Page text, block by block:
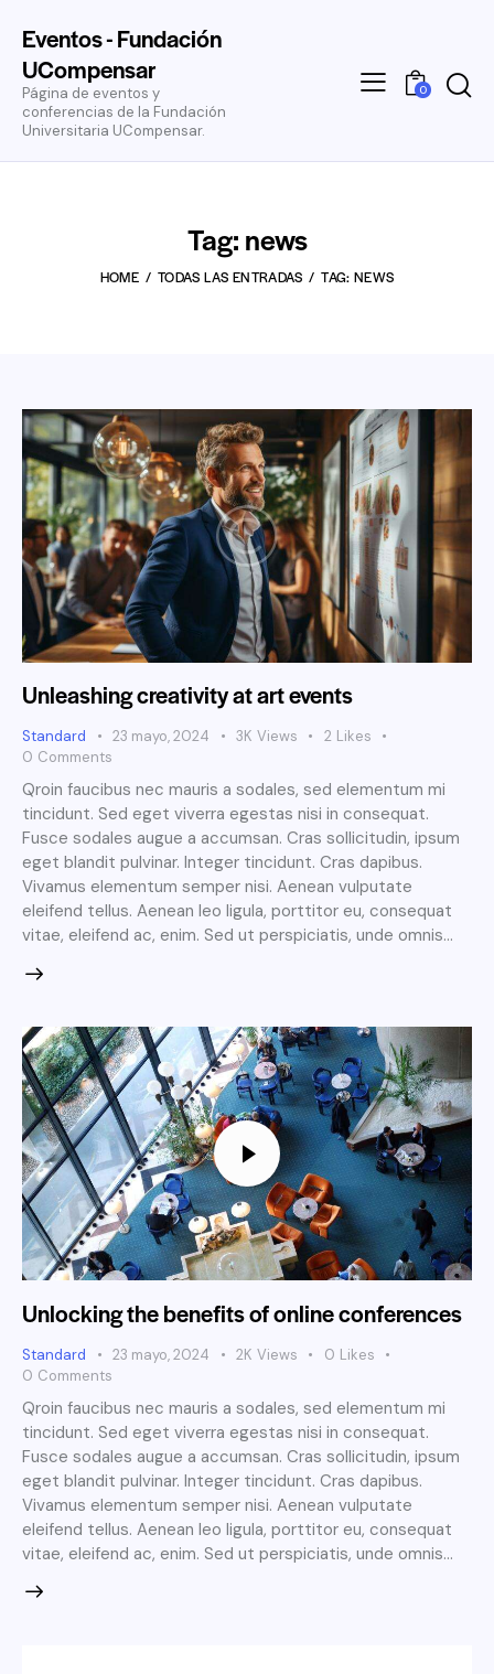
Eventos - Fundación
UCompensar
Página de eventos y
conferencias de la Fundación
Universitaria UCompensar.
0
Tag: news
HOME TODAS LAS ENTRADAS TAG: NEWS
Unleashing creativity at art events
Standard 23 mayo, 2024 3K Views 2 Likes
0 Comments
Qroin faucibus nec mauris a sodales, sed elementum mi
tincidunt. Sed eget viverra egestas nisi in consequat.
Fusce sodales augue a accumsan. Cras sollicitudin, ipsum
eget blandit pulvinar. Integer tincidunt. Cras dapibus.
Vivamus elementum semper nisi. Aenean vulputate
eleifend tellus. Aenean leo ligula, porttitor eu, consequat
vitae, eleifend ac, enim. Sed ut perspiciatis, unde omnis…
Unlocking the benefits of online conferences
Standard 23 mayo, 2024 2K Views 0 Likes
0 Comments
Qroin faucibus nec mauris a sodales, sed elementum mi
tincidunt. Sed eget viverra egestas nisi in consequat.
Fusce sodales augue a accumsan. Cras sollicitudin, ipsum
eget blandit pulvinar. Integer tincidunt. Cras dapibus.
Vivamus elementum semper nisi. Aenean vulputate
eleifend tellus. Aenean leo ligula, porttitor eu, consequat
vitae, eleifend ac, enim. Sed ut perspiciatis, unde omnis…